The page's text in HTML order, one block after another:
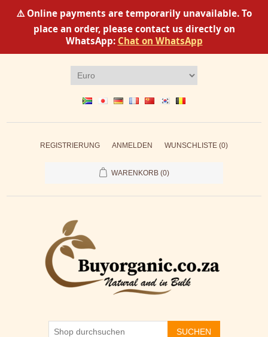
⚠️ Online payments are temporarily unavailable. To
place an order, please contact us directly on
WhatsApp: Chat on WhatsApp
REGISTRIERUNG ANMELDEN WUNSCHLISTE (0)
WARENKORB (0)
SUCHEN